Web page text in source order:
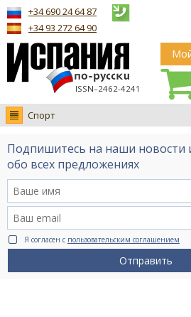
ISSN–2462-4241
+34 690 24 64 87
+34 93 272 64 90
Спорт
Новости
Интервью
Видео Ruso.TV
BCN life
Сервис на немецком
Подпишитесь на наши новости
обо всех предложениях
Я согласен с пользовательским соглашением
Отправить